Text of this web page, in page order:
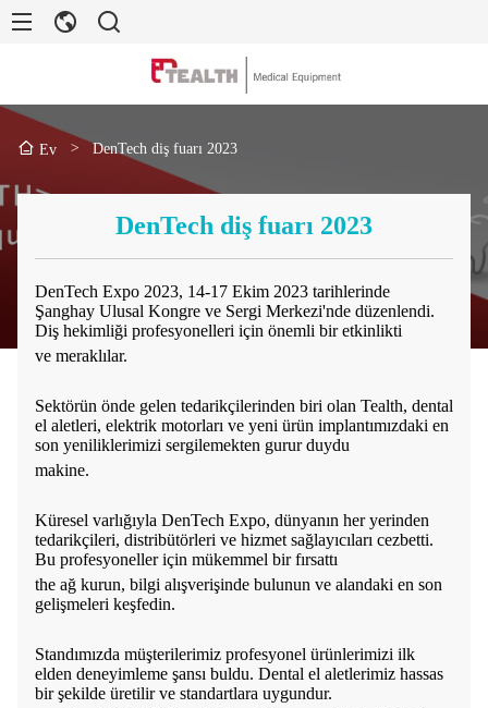
Ev > DenTech diş fuarı 2023
DenTech diş fuarı 2023
DenTech Expo 2023, 14-17 Ekim 2023 tarihlerinde
Şanghay Ulusal Kongre ve Sergi Merkezi'nde düzenlendi.
Diş hekimliği profesyonelleri için önemli bir etkinlikti
ve meraklılar.
Sektörün önde gelen tedarikçilerinden biri olan Tealth, dental
el aletleri, elektrik motorları ve yeni ürün implantımızdaki en
son yeniliklerimizi sergilemekten gurur duydu
makine.
Küresel varlığıyla DenTech Expo, dünyanın her yerinden
tedarikçileri, distribütörleri ve hizmet sağlayıcıları cezbetti.
Bu profesyoneller için mükemmel bir fırsattı
the ağ kurun, bilgi alışverişinde bulunun ve alandaki en son
gelişmeleri keşfedin.
Standımızda müşterilerimiz profesyonel ürünlerimizi ilk
elden deneyimleme şansı buldu. Dental el aletlerimiz hassas
bir şekilde üretilir ve standartlara uygundur.